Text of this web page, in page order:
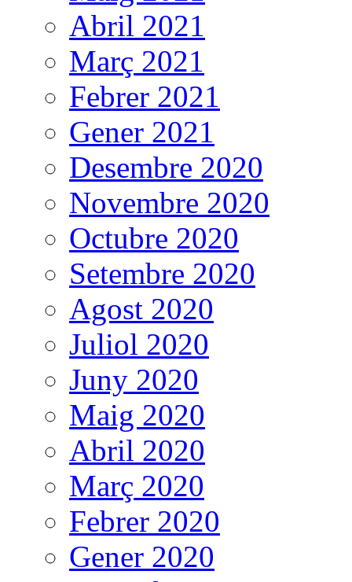
Abril 2021
Març 2021
Febrer 2021
Gener 2021
Desembre 2020
Novembre 2020
Octubre 2020
Setembre 2020
Agost 2020
Juliol 2020
Juny 2020
Maig 2020
Abril 2020
Març 2020
Febrer 2020
Gener 2020